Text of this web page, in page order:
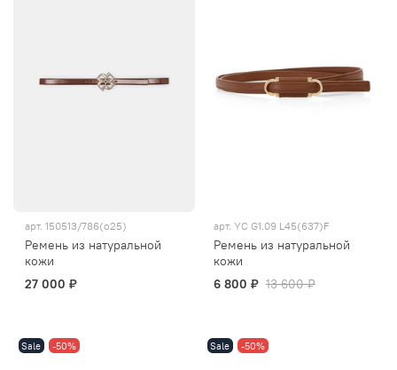
арт. 150513/786(о25)
Ремень из натуральной
кожи
27 000 ₽
арт. YC G1.09 L45(637)F
Ремень из натуральной
кожи
6 800 ₽ 13 600 ₽
Sale -50% Sale -50%